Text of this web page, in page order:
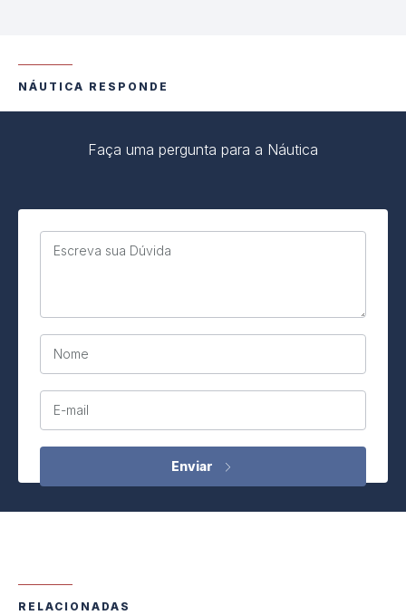
NÁUTICA RESPONDE
Faça uma pergunta para a Náutica
Escreva sua Dúvida
Nome
E-mail
RELACIONADAS